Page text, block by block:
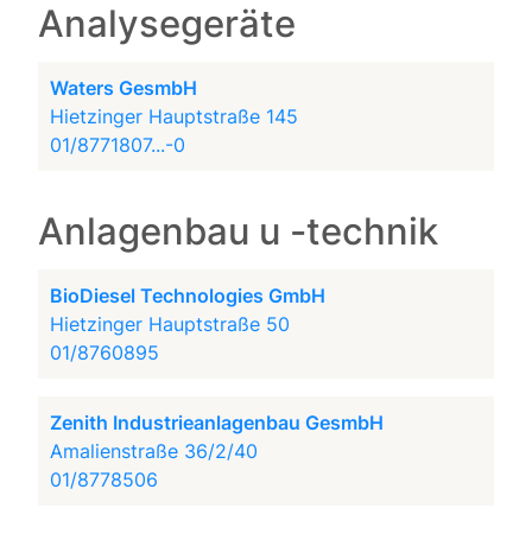
Analysegeräte
Waters GesmbH
Hietzinger Hauptstraße 145
01/8771807...-0
Anlagenbau u -technik
BioDiesel Technologies GmbH
Hietzinger Hauptstraße 50
01/8760895
Zenith Industrieanlagenbau GesmbH
Amalienstraße 36/2/40
01/8778506